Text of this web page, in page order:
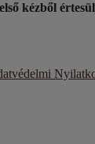
kézből